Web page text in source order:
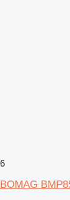
6
BOMAG